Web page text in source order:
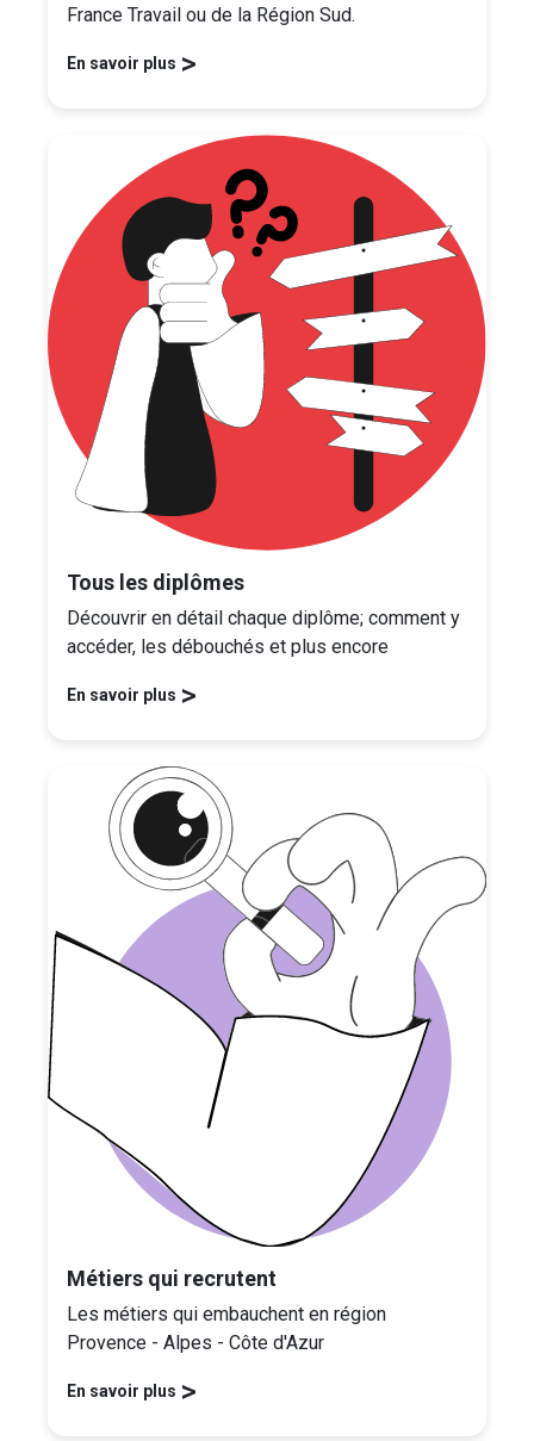
France Travail ou de la Région Sud.
En savoir plus >
Tous les diplômes
Découvrir en détail chaque diplôme; comment y
accéder, les débouchés et plus encore
En savoir plus >
Métiers qui recrutent
Les métiers qui embauchent en région
Provence - Alpes - Côte d'Azur
En savoir plus >